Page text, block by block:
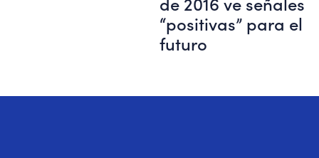
“positivas” para el
futuro